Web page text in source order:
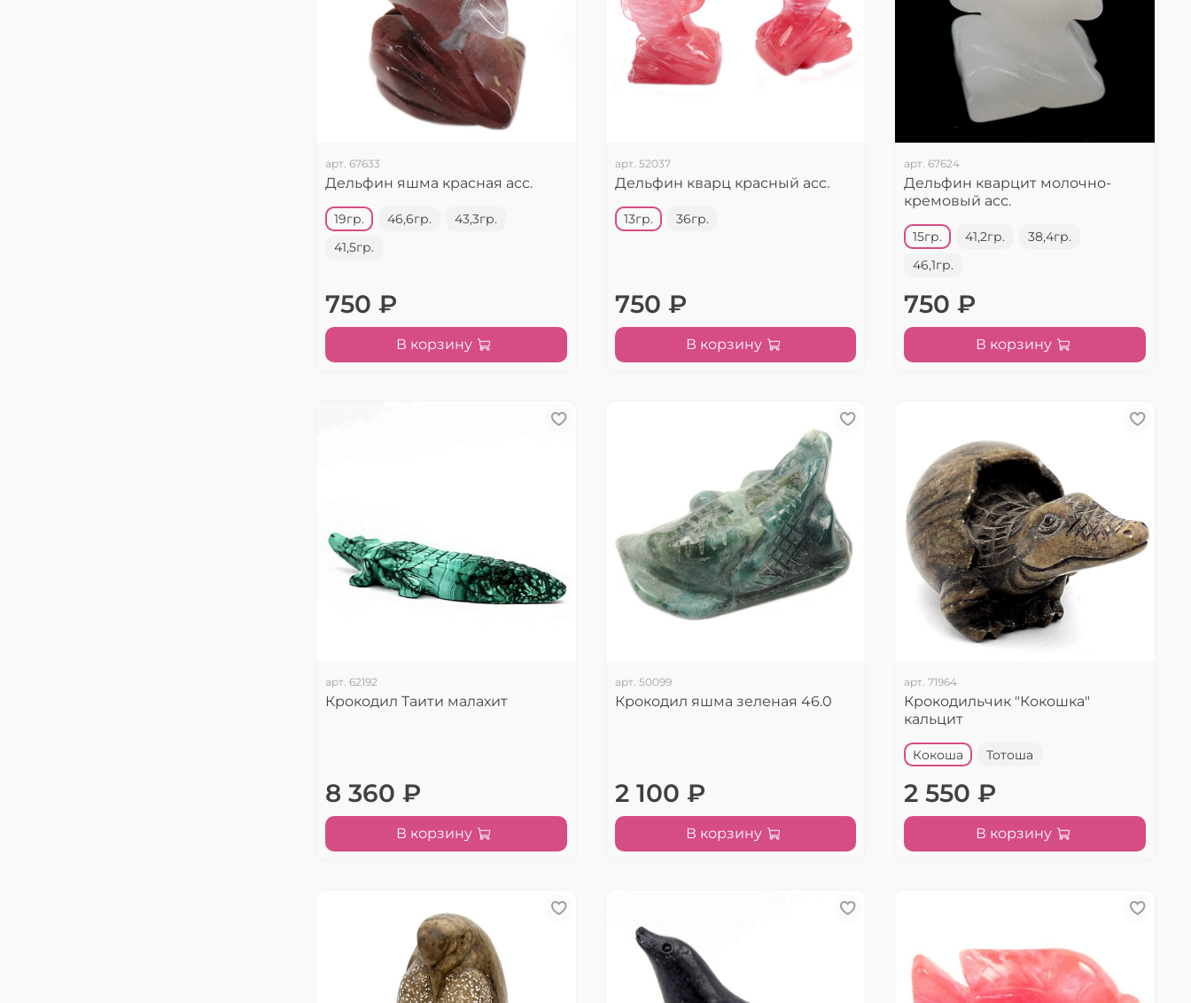
арт. 67633
Дельфин яшма красная асс.
19гр. 46,6гр.
43,3гр.
41,5гр.
750 ₽
В корзину
арт. 52037
Дельфин кварц красный асс.
13гр. 36гр.
750 ₽
В корзину
арт.67624
Дельфин кварцит молочно-
кремовый асс.
15гр. 41,2гр.
38,4гр.
46,1гр.
750 ₽
В корзину
арт. 62192
Крокодил Таити малахит
8 360 ₽
В корзину
арт. 50099
Крокодил яшма зеленая 46.0
2 100 ₽
В корзину
арт.71964
Крокодильчик "Кокошка"
кальцит
Кокоша Тотоша
2 550 ₽
В корзину